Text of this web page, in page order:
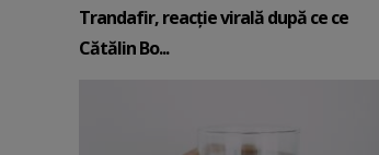
Trandafir, reacție virală după ce ce
Cătălin Bo...